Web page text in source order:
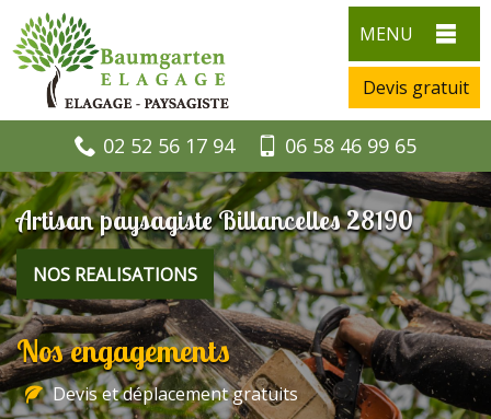
MENU
Devis gratuit
02 52 56 17 94 06 58 46 99 65
Artisan paysagiste Billancelles 28190
NOS REALISATIONS
Nos engagements
Devis et déplacement gratuits